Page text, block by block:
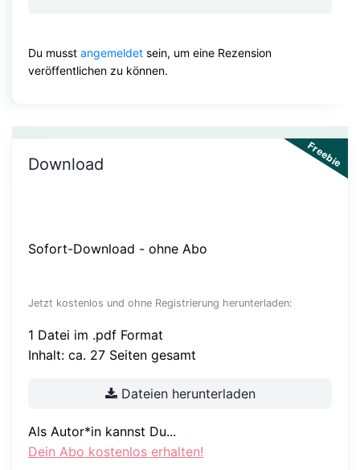
Du musst angemeldet sein, um eine Rezension
veröffentlichen zu können.
Freebie
Download
Sofort-Download - ohne Abo
Jetzt kostenlos und ohne Registrierung herunterladen:
1 Datei im .pdf Format
Inhalt: ca. 27 Seiten gesamt
Dateien herunterladen
Als Autor*in kannst Du...
Dein Abo kostenlos erhalten!